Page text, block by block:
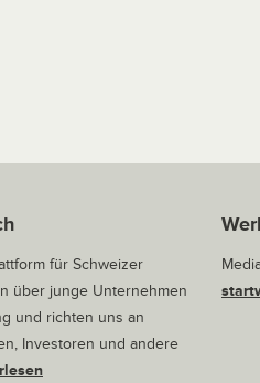
für Schweizer
über junge Unternehmen
und richten uns an
Investoren und andere